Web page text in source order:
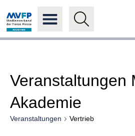
Veranstaltungen
Akademie
Veranstaltungen Vertrieb